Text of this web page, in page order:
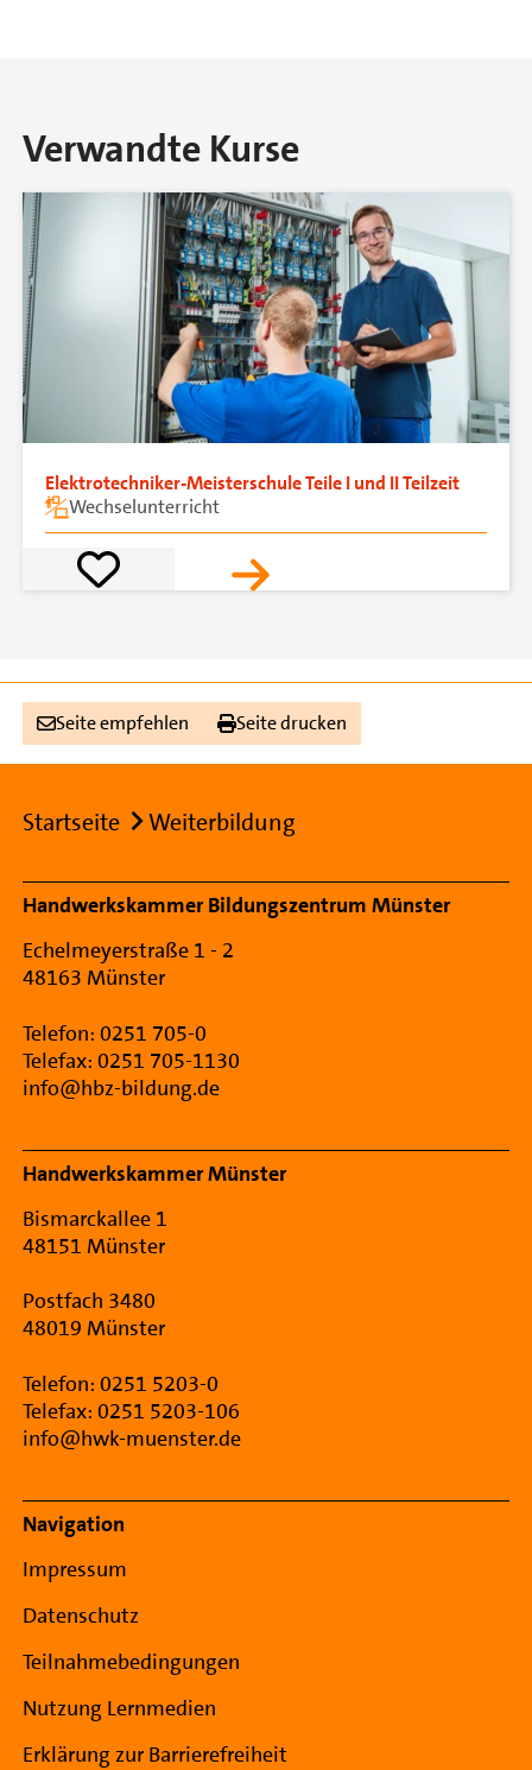
Verwandte Kurse
Elektrotechniker-Meisterschule Teile I und II Teilzeit
Wechselunterricht
Seite empfehlen Seite drucken
Breadcrumb
Startseite Weiterbildung
Footer Navigation
Handwerkskammer Bildungszentrum Münster
Echelmeyerstraße 1 - 2
48163 Münster
Telefon: 0251 705-0
Telefax: 0251 705-1130
info@hbz-bildung.de
Handwerkskammer Münster
Bismarckallee 1
48151 Münster
Postfach 3480
48019 Münster
Telefon: 0251 5203-0
Telefax: 0251 5203-106
info@hwk-muenster.de
Navigation
Impressum
Datenschutz
Teilnahmebedingungen
Nutzung Lernmedien
Erklärung zur Barrierefreiheit